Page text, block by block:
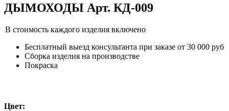
ДЫМОХОДЫ Арт. КД-009
В стоимость каждого изделия включено
Бесплатный выезд консультанта при заказе от 30 000 руб
Сборка изделия на производстве
Покраска
Цвет: